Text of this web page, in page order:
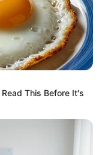
This Before It's